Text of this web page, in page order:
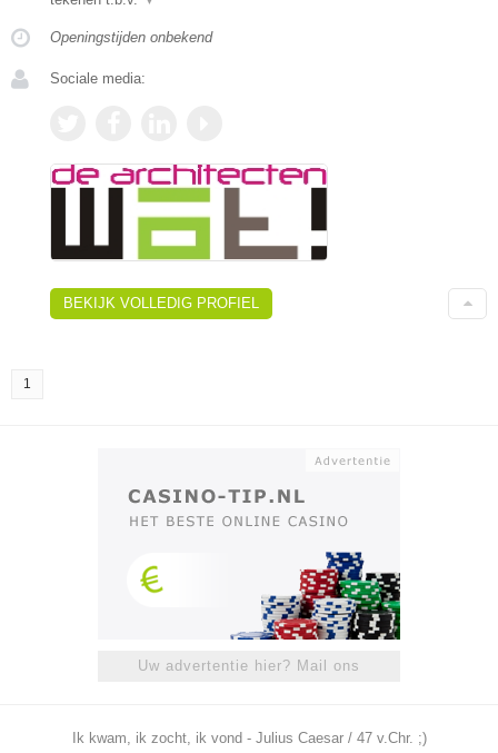
Openingstijden onbekend
Sociale media:
BEKIJK VOLLEDIG PROFIEL
1
Uw advertentie hier? Mail ons
Ik kwam, ik zocht, ik vond - Julius Caesar / 47 v.Chr. ;)